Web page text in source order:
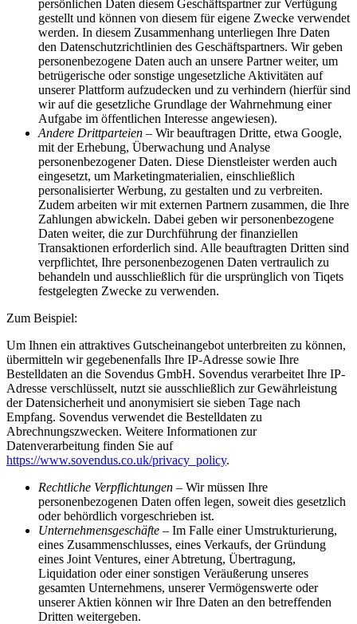
persönlichen Daten diesem Geschäftspartner zur Verfügung
gestellt und können von diesem für eigene Zwecke verwendet
werden. In diesem Zusammenhang unterliegen Ihre Daten
den Datenschutzrichtlinien des Geschäftspartners. Wir geben
personenbezogene Daten auch an unsere Partner weiter, um
betrügerische oder sonstige ungesetzliche Aktivitäten auf
unserer Plattform aufzudecken und zu verhindern (hierfür sind
wir auf die gesetzliche Grundlage der Wahrnehmung einer
Aufgabe im öffentlichen Interesse angewiesen).
Andere Drittparteien – Wir beauftragen Dritte, etwa Google,
mit der Erhebung, Überwachung und Analyse
personenbezogener Daten. Diese Dienstleister werden auch
eingesetzt, um Marketingmaterialien, einschließlich
personalisierter Werbung, zu gestalten und zu verbreiten.
Zudem arbeiten wir mit externen Partnern zusammen, die Ihre
Zahlungen abwickeln. Dabei geben wir personenbezogene
Daten weiter, die zur Durchführung der finanziellen
Transaktionen erforderlich sind. Alle beauftragten Dritten sind
verpflichtet, Ihre personenbezogenen Daten vertraulich zu
behandeln und ausschließlich für die ursprünglich von Tiqets
festgelegten Zwecke zu verwenden.
Zum Beispiel:
Um Ihnen ein attraktives Gutscheinangebot unterbreiten zu können,
übermitteln wir gegebenenfalls Ihre IP-Adresse sowie Ihre
Bestelldaten an die Sovendus GmbH. Sovendus verarbeitet Ihre IP-
Adresse verschlüsselt, nutzt sie ausschließlich zur Gewährleistung
der Datensicherheit und anonymisiert sie sieben Tage nach
Empfang. Sovendus verwendet die Bestelldaten zu
Abrechnungszwecken. Weitere Informationen zur
Datenverarbeitung finden Sie auf
https://www.sovendus.co.uk/privacy_policy.
Rechtliche Verpflichtungen – Wir müssen Ihre
personenbezogenen Daten offen legen, soweit dies gesetzlich
oder behördlich vorgeschrieben ist.
Unternehmensgeschäfte – Im Falle einer Umstrukturierung,
eines Zusammenschlusses, eines Verkaufs, der Gründung
eines Joint Ventures, einer Abtretung, Übertragung,
Liquidation oder einer sonstigen Veräußerung unseres
gesamten Unternehmens, unserer Vermögenswerte oder
unserer Aktien können wir Ihre Daten an den betreffenden
Dritten weitergeben.